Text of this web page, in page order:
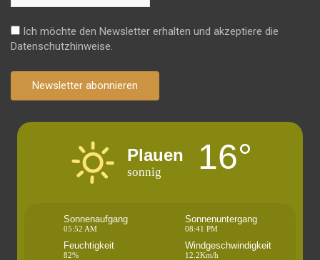
Ich möchte den Newsletter erhalten und akzeptiere die
Datenschutzhinweise.
Newsletter abonnieren
Plauen
sonnig 16°
Sonnenaufgang
05:52 AM
Sonnenuntergang
08:41 PM
Feuchtigkeit
82%
Windgeschwindigkeit
12.2Km/h